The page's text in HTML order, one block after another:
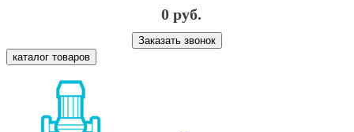
0 руб.
Заказать звонок
каталог товаров